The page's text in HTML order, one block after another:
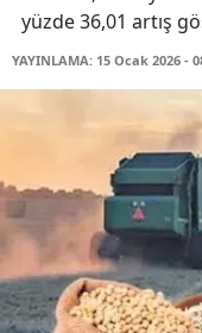
yüzde 36,01 artış
YAYINLAMA: 15 Ocak 2026 -